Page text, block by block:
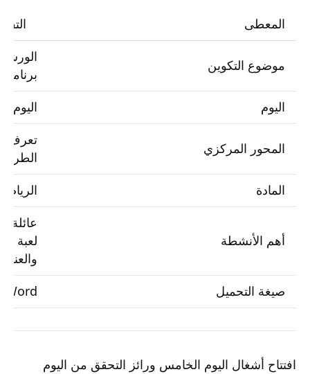
المعطى
موضوع التكوين
اليوم
اليوم
المحور المركزي
تعرف
المادة
أهم الأنشطة
عائلة
لعبة
صيغة التحميل
Word قابل للتعديل وPDF جاهز للطباعة
افتتاح أشغال اليوم الخامس ورائز التحقق من اليوم